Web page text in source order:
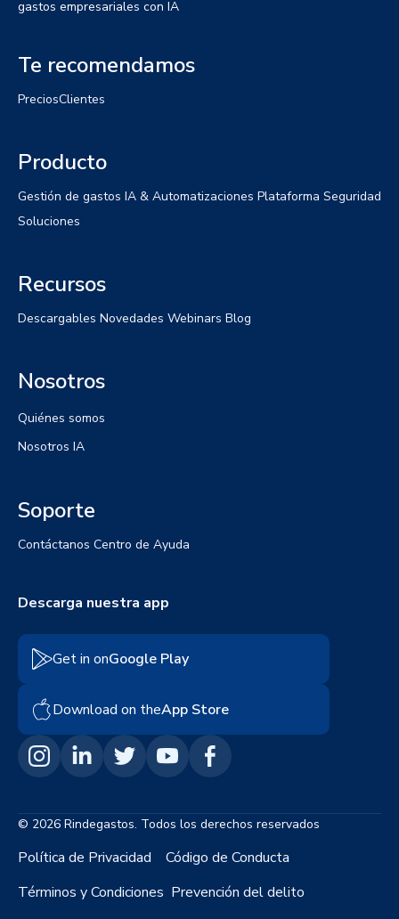
gastos empresariales con IA
Te recomendamos
PreciosClientes
Producto
Gestión de gastos IA & Automatizaciones Plataforma Seguridad
Soluciones
Recursos
Descargables Novedades Webinars Blog
Nosotros
Quiénes somos
Nosotros IA
Soporte
Contáctanos Centro de Ayuda
© 2026 Rindegastos. Todos los derechos reservados
Política de Privacidad
Código de Conducta
Términos y Condiciones Prevención del delito
Descarga nuestra app
Get in onGoogle Play
Download on theApp Store